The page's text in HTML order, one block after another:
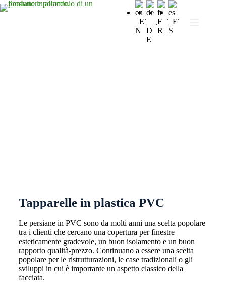
.
.
. .
Tapparelle in plastica PVC
Le persiane in PVC sono da molti anni una scelta popolare
tra i clienti che cercano una copertura per finestre
esteticamente gradevole, un buon isolamento e un buon
rapporto qualità-prezzo. Continuano a essere una scelta
popolare per le ristrutturazioni, le case tradizionali o gli
sviluppi in cui è importante un aspetto classico della
facciata.